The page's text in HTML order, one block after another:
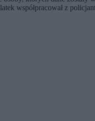
współpracował z